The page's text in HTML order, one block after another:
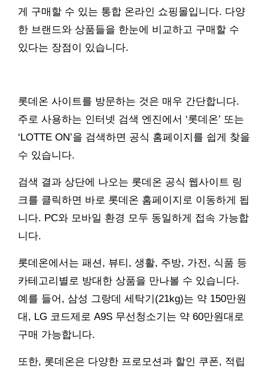
게 구매할 수 있는 통합 온라인 쇼핑몰입니다. 다양
한 브랜드와 상품들을 한눈에 비교하고 구매할 수
있다는 장점이 있습니다.
롯데온 사이트를 방문하는 것은 매우 간단합니다.
주로 사용하는 인터넷 검색 엔진에서 ‘롯데온’ 또는
‘LOTTE ON’을 검색하면 공식 홈페이지를 쉽게 찾을
수 있습니다.
검색 결과 상단에 나오는 롯데온 공식 웹사이트 링
크를 클릭하면 바로 롯데온 홈페이지로 이동하게 됩
니다. PC와 모바일 환경 모두 동일하게 접속 가능합
니다.
롯데온에서는 패션, 뷰티, 생활, 주방, 가전, 식품 등
카테고리별로 방대한 상품을 만나볼 수 있습니다.
예를 들어, 삼성 그랑데 세탁기(21kg)는 약 150만원
대, LG 코드제로 A9S 무선청소기는 약 60만원대로
구매 가능합니다.
또한, 롯데온은 다양한 프로모션과 할인 쿠폰, 적립